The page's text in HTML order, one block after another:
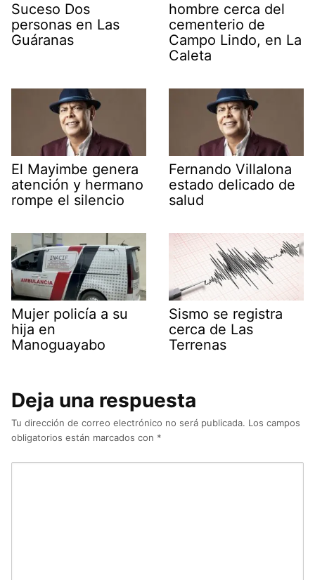
Suceso Dos
personas en Las
Guáranas
hombre cerca del
cementerio de
Campo Lindo, en La
Caleta
El Mayimbe genera
atención y hermano
rompe el silencio
Fernando Villalona
estado delicado de
salud
Mujer policía a su
hija en
Manoguayabo
Sismo se registra
cerca de Las
Terrenas
Deja una respuesta
Tu dirección de correo electrónico no será publicada. Los campos
obligatorios están marcados con *